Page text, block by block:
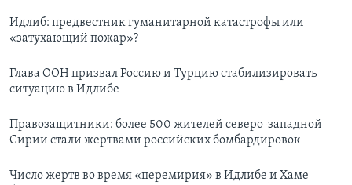
Идлиб: предвестник гуманитарной катастрофы или
«затухающий пожар»?
Глава ООН призвал Россию и Турцию стабилизировать
ситуацию в Идлибе
Правозащитники: более 500 жителей северо-западной
Сирии стали жертвами российских бомбардировок
Число жертв во время «перемирия» в Идлибе и Хаме